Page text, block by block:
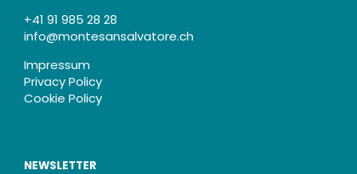
+41 91 985 28 28
info@montesansalvatore.ch
Impressum
Privacy Policy
Cookie Policy
NEWSLETTER